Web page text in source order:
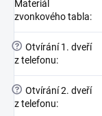
Materiál
zvonkového tabla:
? Otvírání 1. dveří
z telefonu:
? Otvírání 2. dveří
z telefonu: